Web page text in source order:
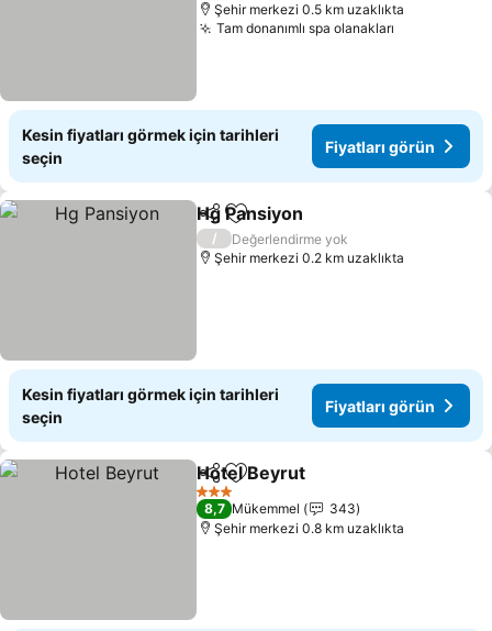
Şehir merkezi 0.5 km uzaklıkta
Tam donanımlı spa olanakları
Kesin fiyatları görmek için tarihleri
seçin
Fiyatları görün
PaylaşFavorilerime ekle
Hg Pansiyon
/
Değerlendirme yok
Şehir merkezi 0.2 km uzaklıkta
Kesin fiyatları görmek için tarihleri
seçin
Fiyatları görün
PaylaşFavorilerime ekle
Hotel Beyrut
3 Yıldız
8,7 Mükemmel
343
Şehir merkezi 0.8 km uzaklıkta